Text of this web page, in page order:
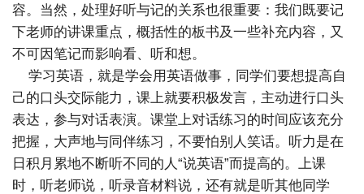
容。当然，处理好听与记的关系也很重要：我们既要记
下老师的讲课重点，概括性的板书及一些补充内容，又
不可因笔记而影响看、听和想。
学习英语，就是学会用英语做事，同学们要想提高自
己的口头交际能力，课上就要积极发言，主动进行口头
表达，参与对话表演。课堂上对话练习的时间应该充分
把握，大声地与同伴练习，不要怕别人笑话。听力是在
日积月累地不断听不同的人“说英语”而提高的。上课
时，听老师说，听录音材料说，还有就是听其他同学